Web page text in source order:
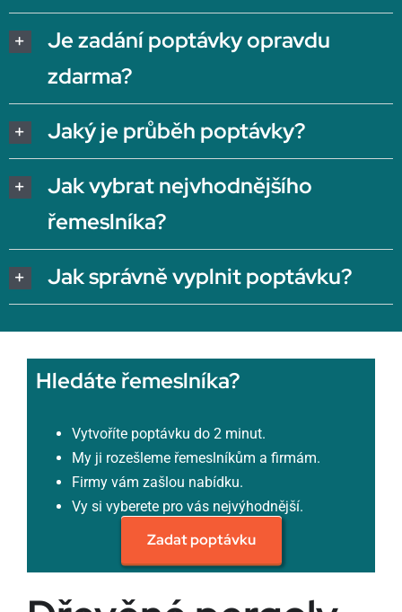
Je zadání poptávky opravdu
zdarma?
Jaký je průběh poptávky?
Jak vybrat nejvhodnějšího
řemeslníka?
Jak správně vyplnit poptávku?
Hledáte řemeslníka?
Vytvoříte poptávku do 2 minut.
My ji rozešleme řemeslníkům a firmám.
Firmy vám zašlou nabídku.
Vy si vyberete pro vás nejvýhodnější.
Zadat poptávku